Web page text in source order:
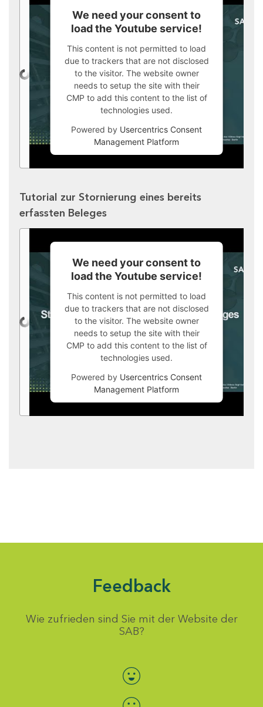
We need your consent to
load the Youtube service!
This content is not permitted to load
due to trackers that are not disclosed
to the visitor. The website owner
needs to setup the site with their
CMP to add this content to the list of
technologies used.
Powered by Usercentrics Consent
Management Platform
Tutorial zur Stornierung eines bereits
erfassten Beleges
We need your consent to
load the Youtube service!
This content is not permitted to load
due to trackers that are not disclosed
to the visitor. The website owner
needs to setup the site with their
CMP to add this content to the list of
technologies used.
Powered by Usercentrics Consent
Management Platform
Feedback
Wie zufrieden sind Sie mit der Website der
SAB?
Bewertung auswählen